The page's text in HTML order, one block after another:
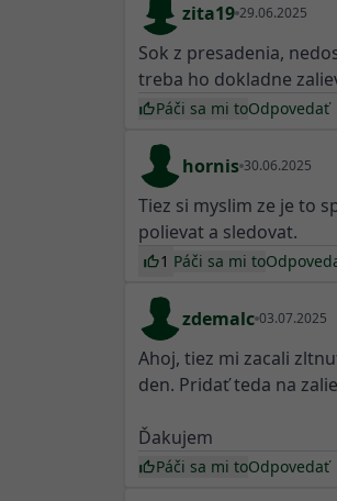
zita19 29.06.2025
Sok z presadenia,
treba ho dokladne
Páči sa mi toOdpovedať
hornis 30.06.2025
Tiez si myslim ze je to
polievat a sledovat.
1 Páči sa mi to
zdemalc 03.07.2025
Ahoj, tiez mi zacali
den. Pridať teda na
Ďakujem
Páči sa mi toOdpovedať